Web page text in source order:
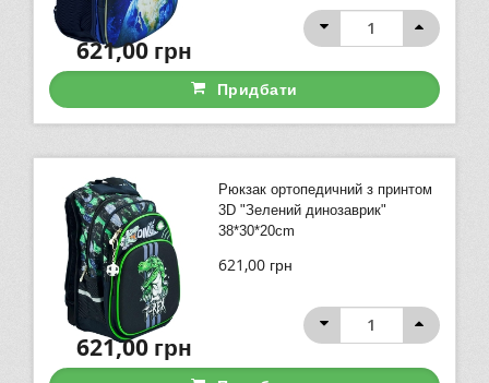
621,00грн
Придбати
Рюкзак ортопедичний з принтом
3D "Зелений динозаврик"
38*30*20cm
621,00 грн
621,00грн